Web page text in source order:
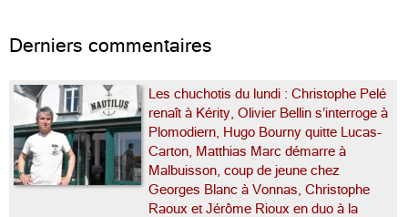
Derniers commentaires
Les chuchotis du lundi : Christophe Pelé
renaît à Kérity, Olivier Bellin s’interroge à
Plomodiern, Hugo Bourny quitte Lucas-
Carton, Matthias Marc démarre à
Malbuisson, coup de jeune chez
Georges Blanc à Vonnas, Christophe
Raoux et Jérôme Rioux en duo à la